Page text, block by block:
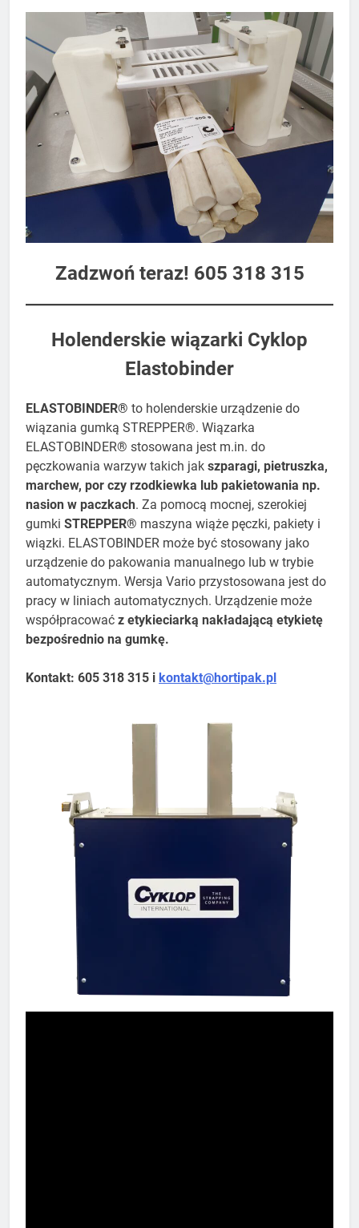
Zadzwoń teraz! 605 318 315
​Holenderskie wiązarki ​Cyklop
Elastobinder
ELASTOBINDER® to holenderskie urządzenie do
wiązania gumką STREPPER®. Wiązarka
ELASTOBINDER® stosowana jest m.in. do
pęczkowania warzyw takich jak szparagi, pietruszka,
marchew, por czy rzodkiewka lub pakietowania np.
nasion w paczkach. Za pomocą mocnej, szerokiej
gumki STREPPER® maszyna wiąże pęczki, pakiety i
wiązki. ELASTOBINDER może być stosowany jako
urządzenie do pakowania manualnego lub w trybie
automatycznym. Wersja Vario przystosowana jest do
pracy w liniach automatycznych. Urządzenie może
współpracować z etykieciarką nakładającą etykietę
bezpośrednio na gumkę.
Kontakt: 605 318 315 i kontakt@hortipak.pl